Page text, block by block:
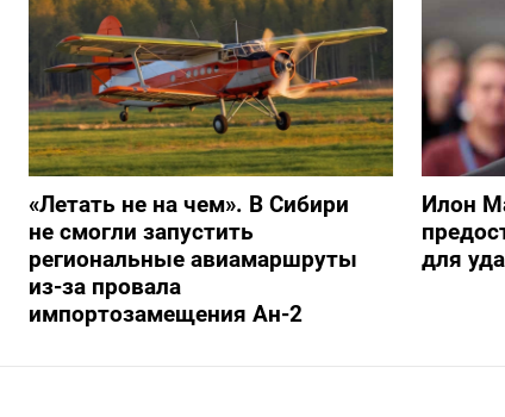
«Летать не на чем». В Сибири
не смогли запустить
региональные авиамаршруты
из-за провала
импортозамещения Ан-2
Илон
для